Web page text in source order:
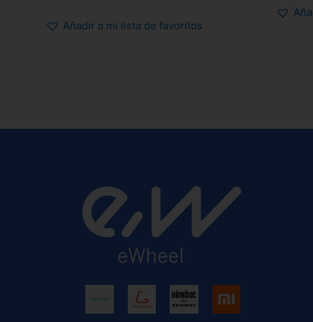
Añadir a mi lista de favoritos